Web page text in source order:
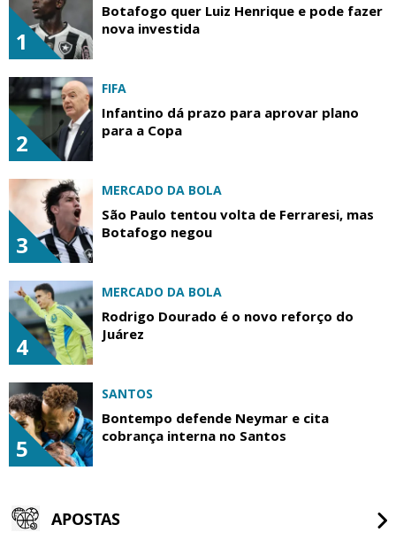
1
Botafogo quer Luiz Henrique e pode fazer
nova investida
2
FIFA
Infantino dá prazo para aprovar plano
para a Copa
3
MERCADO DA BOLA
São Paulo tentou volta de Ferraresi, mas
Botafogo negou
4
MERCADO DA BOLA
Rodrigo Dourado é o novo reforço do
Juárez
5
SANTOS
Bontempo defende Neymar e cita
cobrança interna no Santos
APOSTAS